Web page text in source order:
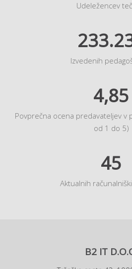
Udeležencev
Izvedenih
4,85
Povprečna ocena predavateljev v
od 1 do 5)
45
Aktualnih
B2 IT